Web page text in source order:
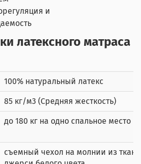
и
латексного матраса
100% натуральный латекс
85 кг/м3 (Средняя жесткость)
до 180 кг на одно спальное место
съемный чехол на молнии из ткани